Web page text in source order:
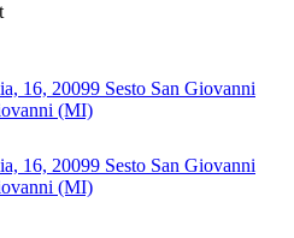
16, 20099 Sesto San Giovanni
(MI)
16, 20099 Sesto San Giovanni
(MI)